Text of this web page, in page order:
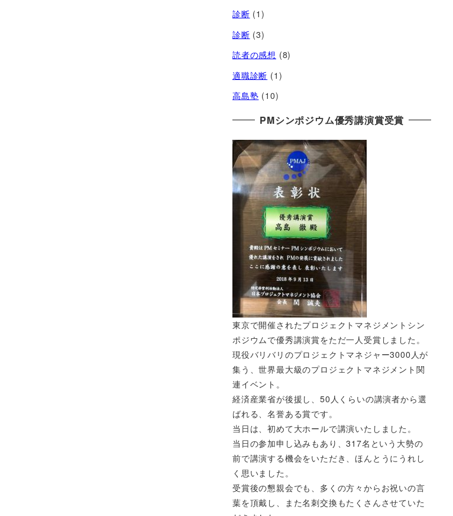
診断 (1)
診断 (3)
読者の感想 (8)
適職診断 (1)
高島塾 (10)
PMシンポジウム優秀講演賞受賞
東京で開催されたプロジェクトマネジメントシン
ポジウムで優秀講演賞をただ一人受賞しました。
現役バリバリのプロジェクトマネジャー3000人が
集う、世界最大級のプロジェクトマネジメント関
連イベント。
経済産業省が後援し、50人くらいの講演者から選
ばれる、名誉ある賞です。
当日は、初めて大ホールで講演いたしました。
当日の参加申し込みもあり、317名という大勢の
前で講演する機会をいただき、ほんとうにうれし
く思いました。
受賞後の懇親会でも、多くの方々からお祝いの言
葉を頂戴し、また名刺交換もたくさんさせていた